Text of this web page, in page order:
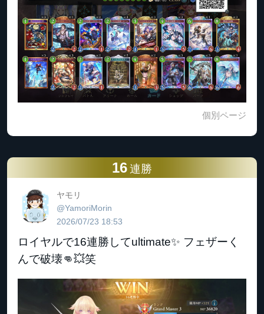
個別ページ
16 連勝
ヤモリ
@YamoriMorin
2026/07/23 18:53
ロイヤルで16連勝してultimate✨ フェザーく
んで破壊👊💥笑